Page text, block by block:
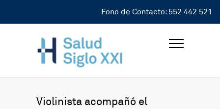
Fono de Contacto: 552 442 521
Violinista acompañó el